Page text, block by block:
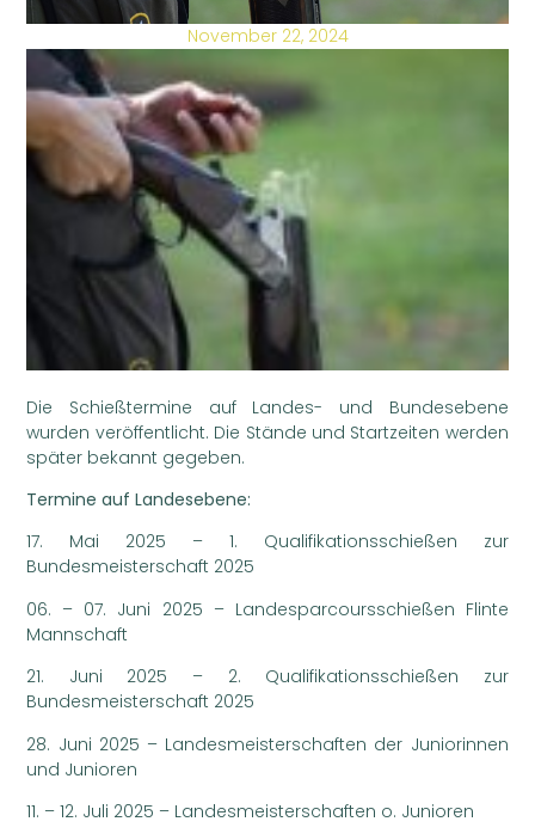
November 22, 2024
Die Schießtermine auf Landes- und Bundesebene
wurden veröffentlicht. Die Stände und Startzeiten werden
später bekannt gegeben.
Termine auf Landesebene:
17. Mai 2025 – 1. Qualifikationsschießen zur
Bundesmeisterschaft 2025
06. – 07. Juni 2025 – Landesparcoursschießen Flinte
Mannschaft
21. Juni 2025 – 2. Qualifikationsschießen zur
Bundesmeisterschaft 2025
28. Juni 2025 – Landesmeisterschaften der Juniorinnen
und Junioren
11. – 12. Juli 2025 – Landesmeisterschaften o. Junioren